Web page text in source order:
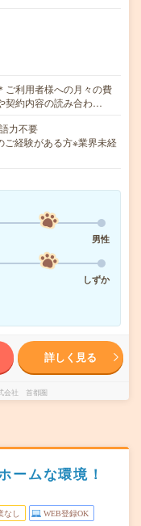
ご利用者様への月々の費
契約内容の読み合わ…
力不要
ご経験がある方※業界未経
男性
しずか
詳しく見る
会社 首都圏
ームな環境！
なし WEB登録OK